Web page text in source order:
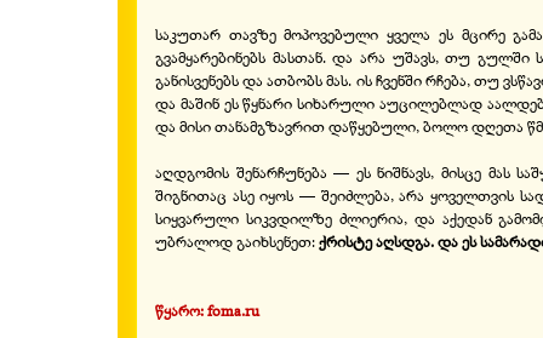
საკუთარ თავზე მოპოვებული ყველა ეს მცირე
გვამყარებინებს მასთან. და არა უშავს, თუ
განისვენებს და ათბობს მას. ის ჩვენში რჩება, თუ
და მაშინ ეს წყნარი სიხარული აუცილებლად
და მისი თანამგზავრით დაწყებული, ბოლო დღეთა
აღდგომის შენარჩუნება — ეს ნიშნავს, მისცე მას
შიგნითაც ასე იყოს — შეიძლება, არა ყოველთვის
სიყვარული სიკვდილზე ძლიერია, და აქედან
უბრალოდ გაიხსენეთ:ქრისტე აღსდგა. და ეს
წყარო: foma.ru